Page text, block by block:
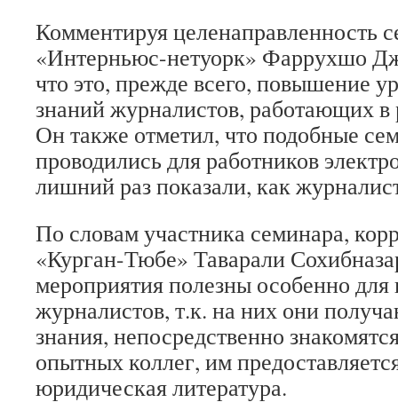
Комментируя целенаправленность
«Интерньюс-нетуорк» Фаррухшо
что это, прежде всего, повышение
знаний журналистов, работающих
Он также отметил, что подобные
проводились для работников
лишний раз показали, как
По словам участника семинара,
«Курган-Тюбе» Таварали
мероприятия полезны особенно
журналистов, т.к. на них они
знания, непосредственно
опытных коллег, им
юридическая литература.